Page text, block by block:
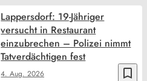
bookmark_border
4. Aug. 2026
Lappersdorf: 19-Jähriger
versucht in Restaurant
einzubrechen – Polizei nimmt
Tatverdächtigen fest